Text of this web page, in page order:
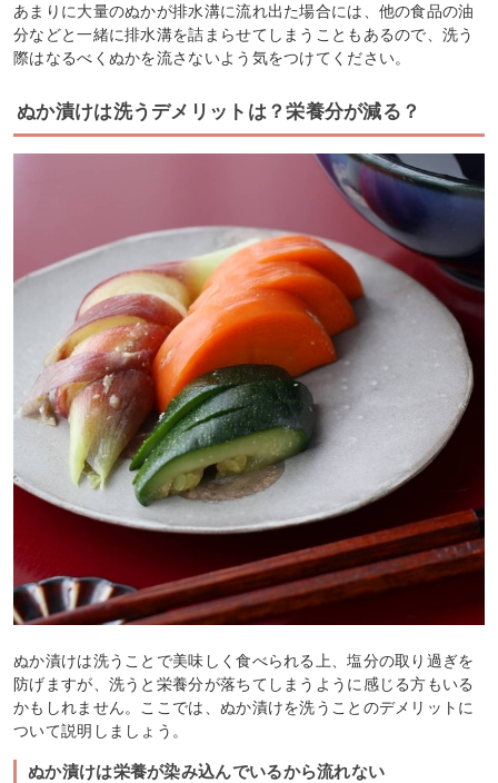
あまりに大量のぬかが排水溝に流れ出た場合には、他の食品の油
分などと一緒に排水溝を詰まらせてしまうこともあるので、洗う
際はなるべくぬかを流さないよう気をつけてください。
ぬか漬けは洗うデメリットは？栄養分が減る？
ぬか漬けは洗うことで美味しく食べられる上、塩分の取り過ぎを
防げますが、洗うと栄養分が落ちてしまうように感じる方もいる
かもしれません。ここでは、ぬか漬けを洗うことのデメリットに
ついて説明しましょう。
ぬか漬けは栄養が染み込んでいるから流れない